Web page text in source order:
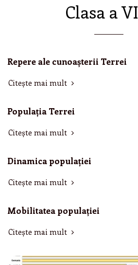
Clasa a
Repere ale cunoașterii Terrei
Citește mai mult
Populația Terrei
Citește mai mult
Dinamica populației
Citește mai mult
Mobilitatea populației
Citește mai mult